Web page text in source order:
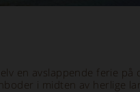
en avslappende ferie
i midten av herlige